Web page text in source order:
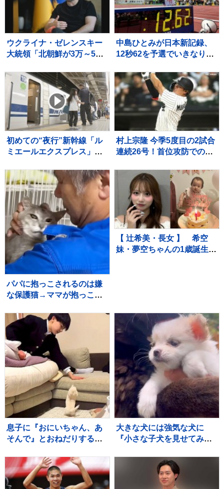
ウクライナ・ゼレンスキー
大統領「北朝鮮が3万～5万
に協力呼びかけ
中島ひとみが日本新記録、
12秒62を予選でいきなりマ
ぶりに更新【陸上・富士北
麓ワールドトライアル】
初めての“夜行”新幹線「ル
ミエールエクスプレス」
新大阪駅へ ホテル代高騰
のなかレジャー需要など狙
う
村上宗隆 今季5度目の2試合
連続26号！首位攻防での2
狂、連敗中のチームに勢い
つける
パパに抱っこされるのは嫌
な保護猫→ママが抱っこし
「めっちゃニヤけたｗ」
「すごいｗｗ」と10万再生
【 辻希美・長女 】 希空
妹・夢空ちゃんの1歳誕生日
息子に『おにいちゃん、あ
そんで』とおねだりする赤
にいたら…あまりにも素敵
な『神対応』が552万再生
「平和な世界」
大きな犬には強気な犬に
『小さな子犬を見せてみ
けないと理解している『尊
い光景』が30万再生「愛情
深い」「いい子」